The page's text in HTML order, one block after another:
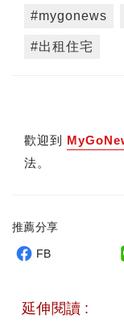
#mygonews
#出租住宅
歡迎到
法。
推薦分享
FB
延伸閱讀 :